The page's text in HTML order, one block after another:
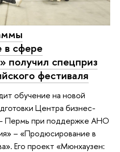
сфере
получил спецприз
фестиваля
обучение на новой
Центра бизнес-
Пермь при поддержке АНО
– «Продюсирование в
Его проект «Мюнхаузен: